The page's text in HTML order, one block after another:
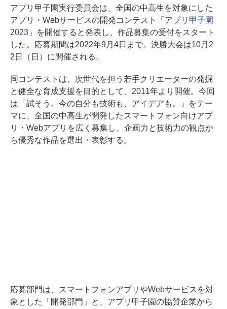
アプリ甲子園実行委員会は、全国の中高生を対象にした
アプリ・Webサービスの開発コンテスト「 アプリ甲子園
2023」を開催すると発表し、作品募集の受付をスタート
した。応募期間は2022年9月4日まで。決勝大会は10月2
2日（日）に開催される。
同コンテストは、次世代を担う若手クリエーターの発掘
と健全な育成支援を目的として、2011年より開催。今回
は「試そう。今の自分も技術も、アイデアも。」をテー
マに、全国の中高生が開発したスマートフォン向けアプ
リ・Webアプリを広く募集し、企画力と技術力の観点か
ら優秀な作品を選出・表彰する。
応募部門は、スマートフォンアプリやWebサービスを対
象とした「開発部門」と、アプリ甲子園の協賛企業から